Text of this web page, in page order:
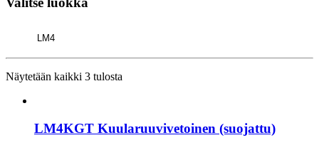
Näytetään kaikki 3 tulosta
LM4KGT Kuularuuvivetoinen (suojattu)